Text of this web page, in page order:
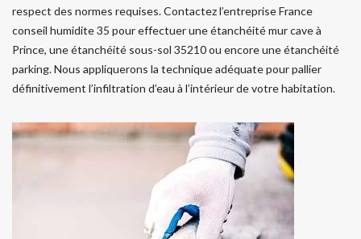
respect des normes requises. Contactez l’entreprise France
conseil humidite 35 pour effectuer une étanchéité mur cave à
Prince, une étanchéité sous-sol 35210 ou encore une étanchéité
parking. Nous appliquerons la technique adéquate pour pallier
définitivement l’infiltration d’eau à l’intérieur de votre habitation.